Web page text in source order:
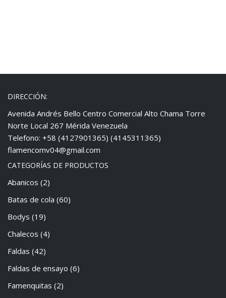
DIRECCIÓN:
Avenida Andrés Bello Centro Comercial Alto Chama Torre
Norte Local 267 Mérida Venezuela
Telefono: +58 (4127901365) (4145311365)
flamencomv04@gmail.com
CATEGORÍAS DE PRODUCTOS
Abanicos (2)
Batas de cola (60)
Bodys (19)
Chalecos (4)
Faldas (42)
Faldas de ensayo (6)
Famenquitas (2)